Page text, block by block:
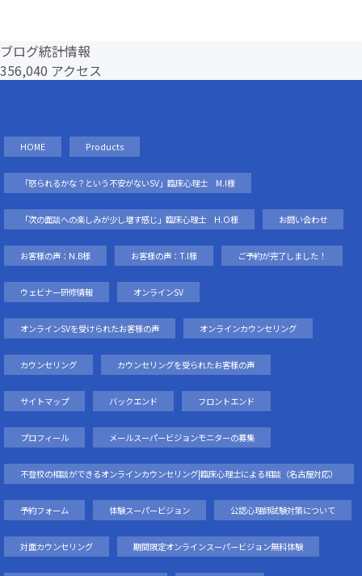
ブログ統計情報
356,040 アクセス
HOME Products
「怒られるかな？という不安がないSV」臨床心理士 M.I様
「次の面談への楽しみが少し増す感じ」臨床心理士 H.O様 お問い合わせ
お客様の声：N.B様 お客様の声：T.I様 ご予約が完了しました！
ウェビナー研修情報 オンラインSV
オンラインSVを受けられたお客様の声 オンラインカウンセリング
カウンセリング カウンセリングを受られたお客様の声
サイトマップ バックエンド フロントエンド
プロフィール メールスーパービジョンモニターの募集
不登校の相談ができるオンラインカウンセリング|臨床心理士による相談（名古屋対応）
予約フォーム 体験スーパービジョン 公認心理師試験対策について
対面カウンセリング 期間限定オンラインスーパービジョン無料体験